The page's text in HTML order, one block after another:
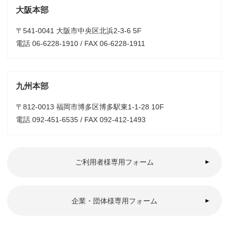
大阪本部
〒541-0041 大阪市中央区北浜2-3-6 5F
電話 06-6228-1910 / FAX 06-6228-1911
九州本部
〒812-0013 福岡市博多区博多駅東1-1-28 10F
電話 092-451-6535 / FAX 092-412-1493
ご利用者様専用フォーム
企業・団体様専用フォーム